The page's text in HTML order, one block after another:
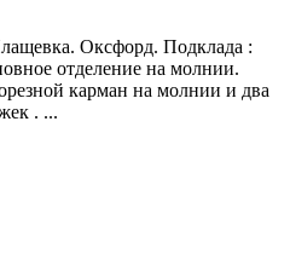
Оксфорд. Подклада :
отделение на молнии.
карман на молнии и два
. ...